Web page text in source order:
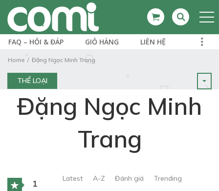
FAQ – HỎI & ĐÁP GIỎ HÀNG LIÊN HỆ
Home Đặng Ngọc Minh Trang
THỂ LOẠI
Đặng Ngọc Minh
Trang
1
Latest A-Z Đánh giá Trending